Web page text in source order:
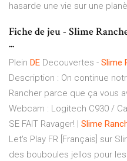
hasarde une vie sur une
Fiche de jeu - Slime
...
Plein DE Decouvertes - Slime
Description : On continue
Rancher parce que ça vous
Webcam : Logitech C930 /
SE FAIT Ravager! | Slime
Let's Play FR [Français] sur
des bouboules jellos pour